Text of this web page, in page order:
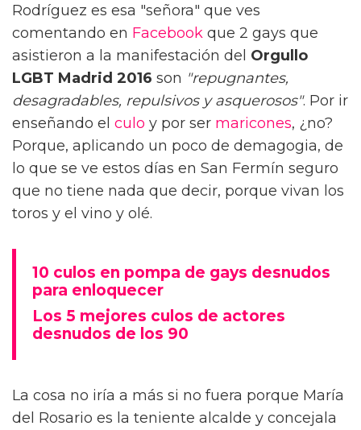
Rodríguez es esa "señora" que ves
comentando en Facebook que 2 gays que
asistieron a la manifestación del Orgullo
LGBT Madrid 2016 son "repugnantes,
desagradables, repulsivos y asquerosos". Por ir
enseñando el culo y por ser maricones, ¿no?
Porque, aplicando un poco de demagogia, de
lo que se ve estos días en San Fermín seguro
que no tiene nada que decir, porque vivan los
toros y el vino y olé.
10 culos en pompa de gays desnudos
para enloquecer
Los 5 mejores culos de actores
desnudos de los 90
La cosa no iría a más si no fuera porque María
del Rosario es la teniente alcalde y concejala